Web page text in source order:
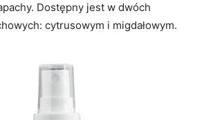
Dostępny jest w dwóch
cytrusowym i migdałowym.